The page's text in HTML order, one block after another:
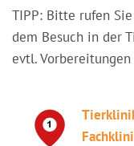
TIPP: Bitte rufen
dem Besuch in der
evtl.